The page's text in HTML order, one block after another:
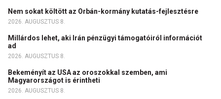
Nem sokat költött az Orbán-kormány kutatás-fejlesztésre
2026. AUGUSZTUS 8.
Millárdos lehet, aki Irán pénzügyi támogatóiról információt
ad
2026. AUGUSZTUS 8.
Bekeményít az USA az oroszokkal szemben, ami
Magyarországot is érintheti
2026. AUGUSZTUS 8.